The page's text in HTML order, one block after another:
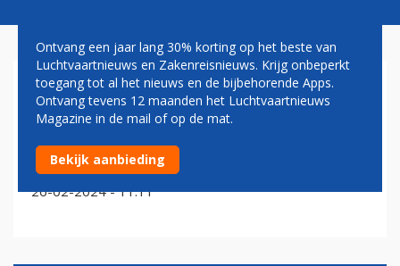
JASPER SPRUIT
Jasper Spruit nieuwe Manager Aviation Development
Eindhoven Airport
26-02-2024 - 11:11
Ontvang een jaar lang 30% korting op het beste van
Luchtvaartnieuws en Zakenreisnieuws. Krijg onbeperkt
toegang tot al het nieuws en de bijbehorende Apps.
Ontvang tevens 12 maanden het Luchtvaartnieuws
Magazine in de mail of op de mat.
Bekijk aanbieding